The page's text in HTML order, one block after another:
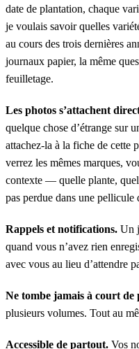
date de plantation, chaque
je voulais savoir quelles
au cours des trois dernières
journaux papier, la même
feuilletage.
Les photos s’attachent
quelque chose d’étrange sur
attachez-la à la fiche de cette
verrez les mêmes marques,
contexte — quelle plante,
pas perdue dans une pellicule
Rappels et notifications. Un
quand vous n’avez rien
avec vous au lieu d’attendre
Ne tombe jamais à court de
plusieurs volumes. Tout au
Accessible de partout. Vos